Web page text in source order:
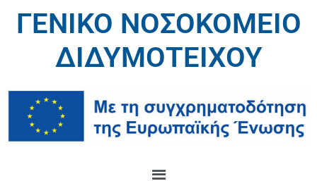
ΓΕΝΙΚΟ ΝΟΣΟΚΟΜΕΙΟ
ΔΙΔΥΜΟΤΕΙΧΟΥ